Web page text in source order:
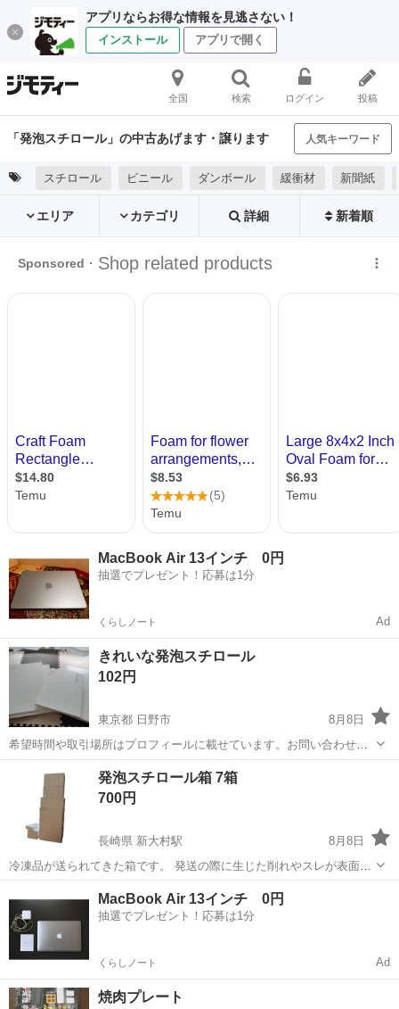
アプリならお得な情報を見逃さない！
インストール アプリで開く
全国 検索 ログイン 投稿
「発泡スチロール」の中古あげます・譲ります 人気キーワード
スチロール ビニール ダンボール 緩衝材 新聞紙
エリア カテゴリ 詳細 新着順
MacBook Air 13インチ 0円
抽選でプレゼント！応募は1分
くらしノート Ad
きれいな発泡スチロール
102円
東京都 日野市
8月8日
希望時間や取引場所はプロフィールに載せています。お問い合わせ前
に必ずご覧ください。申し訳ありませんが本文やプロフィールに答え
が載っている質問や、プロフィールを読んでいないと思われる方には
返信しておりません。 今月購入したオ...
日野市 その他
発泡スチロール箱 7箱
700円
長崎県 新大村駅
8月8日
冷凍品が送られてきた箱です。 発送の際に生じた削れやスレが表面に
あります。 内側にまで達しているキズはありません。 箱のサイズ（上
から） 右1段目（蓋なし） 外寸 33.5×22.5×21センチ 内寸
29.5×18.5...
収納家具
MacBook Air 13インチ 0円
抽選でプレゼント！応募は1分
くらしノート Ad
焼肉プレート